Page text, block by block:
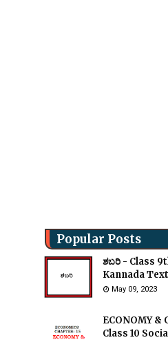
Popular Posts
ಶಬರಿ - Class
Kannada
May 09, 2023
ECONOMY &
Class 10